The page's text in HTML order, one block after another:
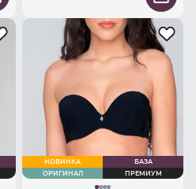
НОВИНКА
БАЗА
ОРИГИНАЛ
ПРЕМИУМ